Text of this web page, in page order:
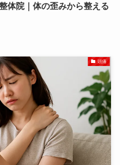
体院｜体の歪みから整える
頭痛